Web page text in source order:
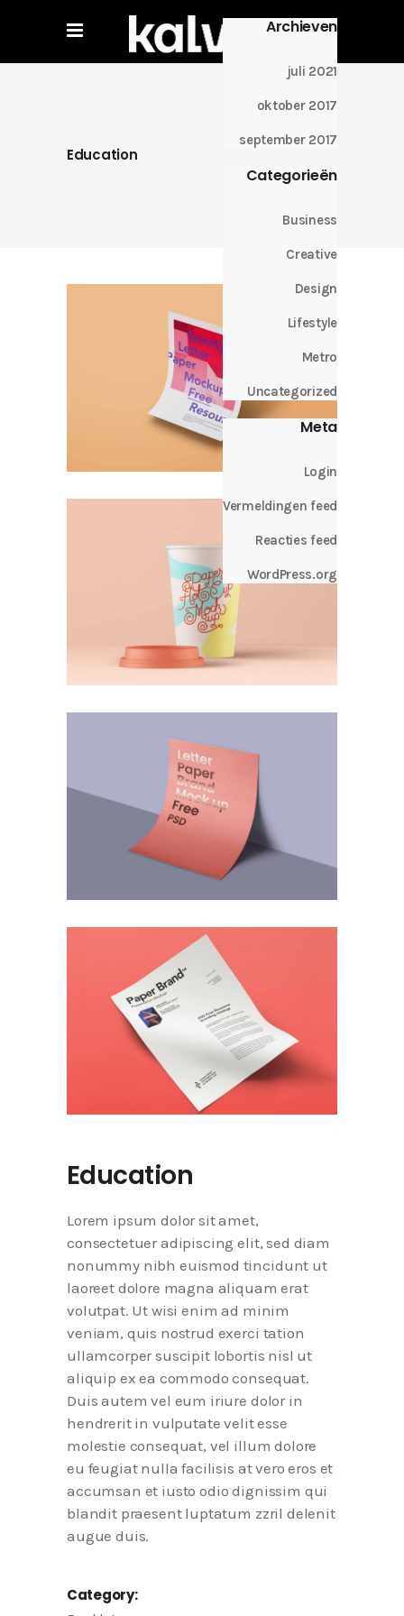
Archieven
juli 2021
oktober 2017
september 2017
Categorieën
Business
Creative
Design
Lifestyle
Metro
Uncategorized
Meta
Login
Vermeldingen feed
Reacties feed
WordPress.org
Education
Education
Lorem ipsum dolor sit amet,
consectetuer adipiscing elit, sed diam
nonummy nibh euismod tincidunt ut
laoreet dolore magna aliquam erat
volutpat. Ut wisi enim ad minim
veniam, quis nostrud exerci tation
ullamcorper suscipit lobortis nisl ut
aliquip ex ea commodo consequat.
Duis autem vel eum iriure dolor in
hendrerit in vulputate velit esse
molestie consequat, vel illum dolore
eu feugiat nulla facilisis at vero eros et
accumsan et iusto odio dignissim qui
blandit praesent luptatum zzril delenit
augue duis.
Category: